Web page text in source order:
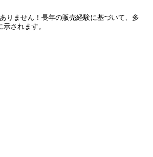
りません！長年の販売経験に基づいて、多
されます。